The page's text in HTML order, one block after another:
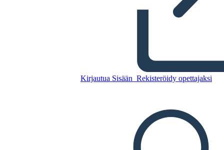
Kirjautua Sisään Rekisteröidy opettajaksi
TOISTA DIAESITYS
LUE MINULLE